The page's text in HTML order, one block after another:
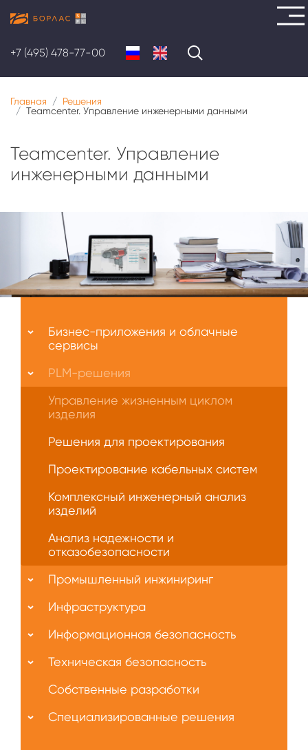
основному
содержанию
+7 (495) 478-77-00
Главная
Решения
Teamcenter. Управление инженерными данными
Teamcenter. Управление
инженерными данными
нас
Бизнес-приложения и облачные
сервисы
PLM-решения
Управление жизненным циклом
изделия
Решения для проектирования
Проектирование кабельных систем
Комплексный инженерный анализ
изделий
Анализ надежности и
отказобезопасности
Промышленный инжиниринг
Инфраструктура
Информационная безопасность
Техническая безопасность
Собственные разработки
Специализированные решения